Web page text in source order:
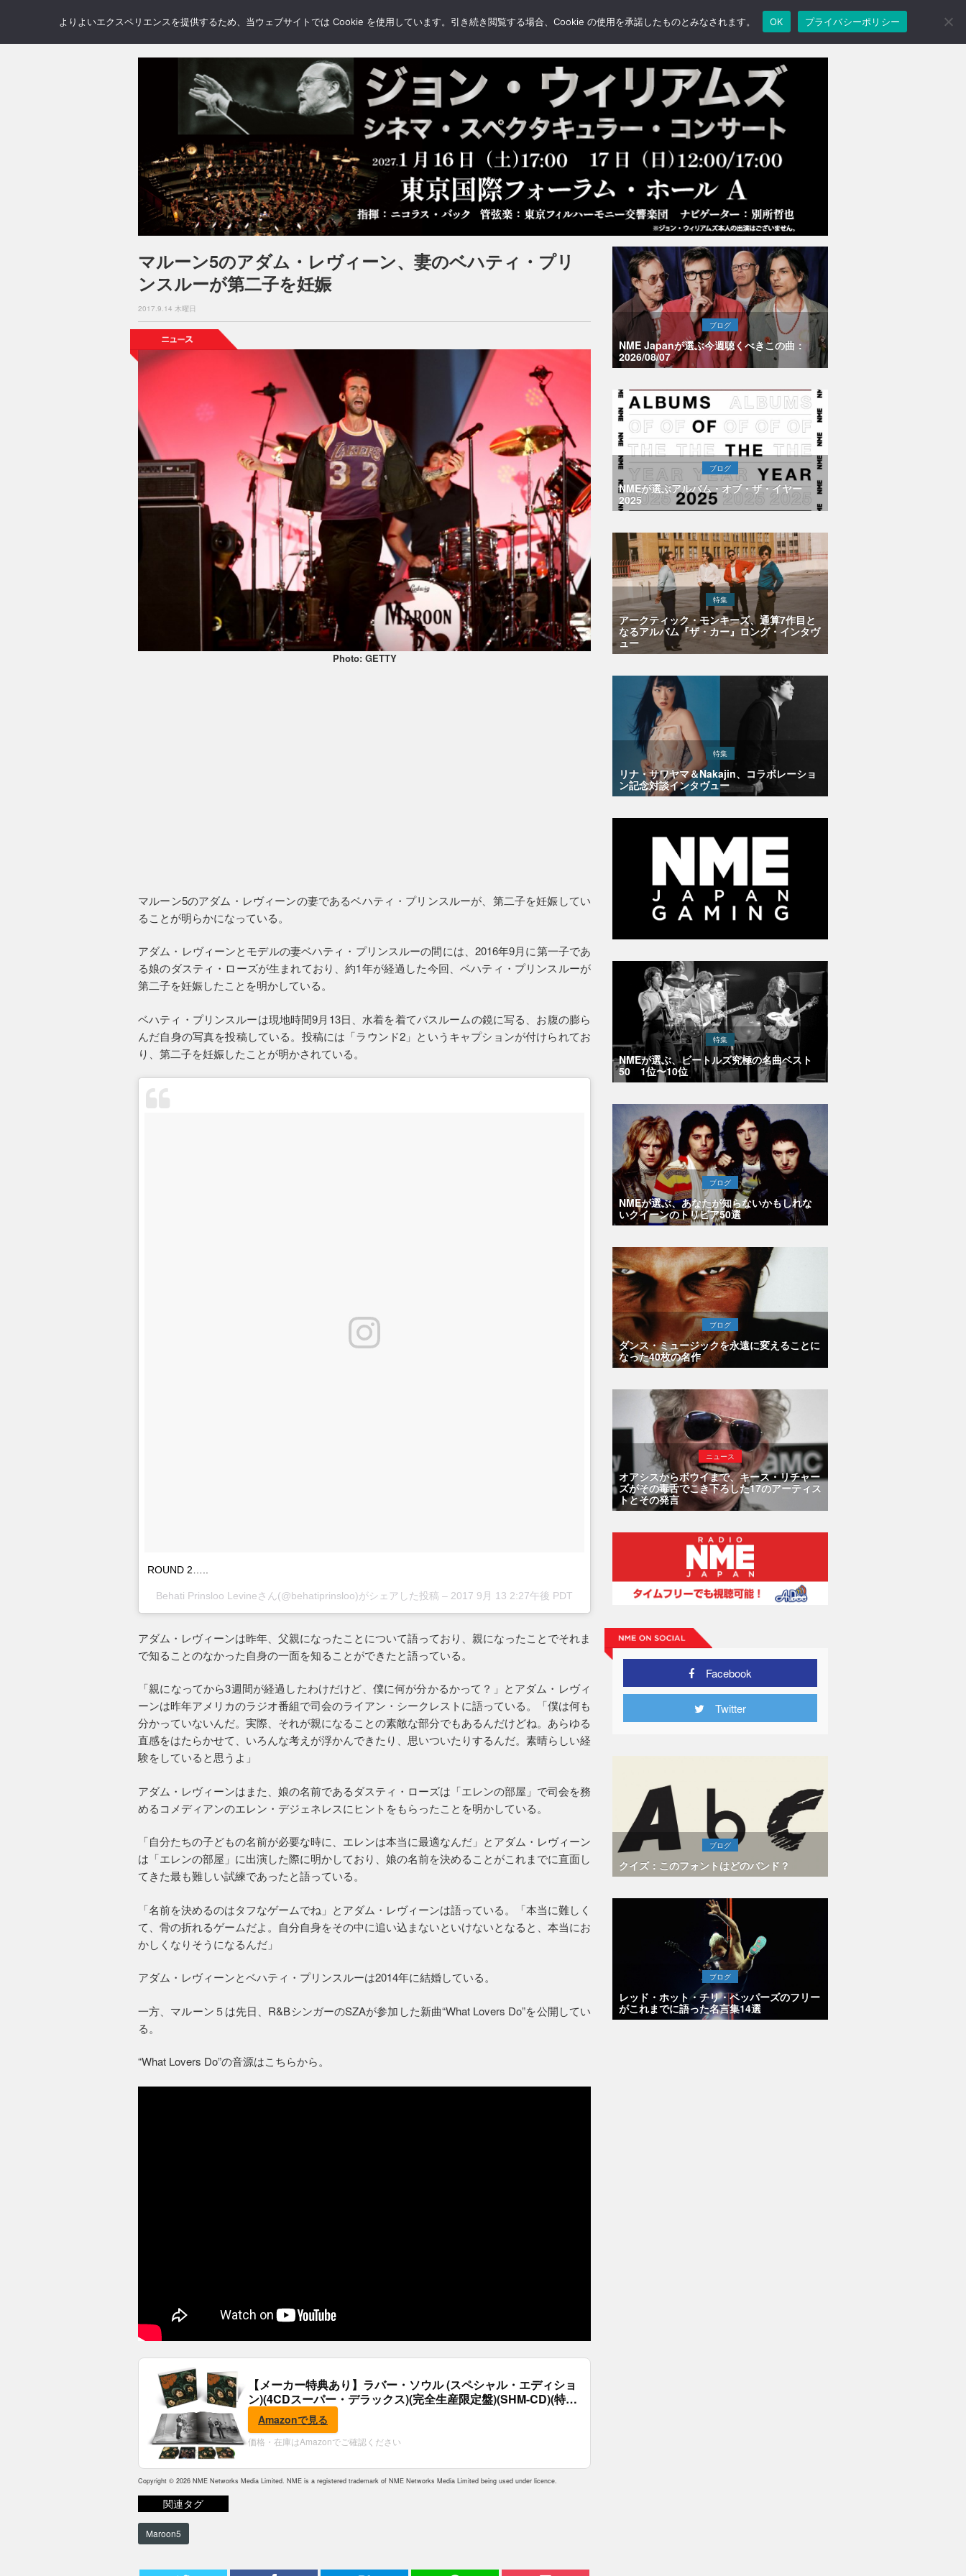
NEWS REVIEWS GALLERY BLOGS FEATURE
マルーン5のアダム・レヴィーン、妻のベハティ・プリ
ンスルーが第二子を妊娠
2017.9.14 木曜日
Photo: GETTY
マルーン5のアダム・レヴィーンの妻であるベハティ・プリンスルーが、第二子を妊娠してい
ることが明らかになっている。
アダム・レヴィーンとモデルの妻ベハティ・プリンスルーの間には、2016年9月に第一子であ
る娘のダスティ・ローズが生まれており、約1年が経過した今回、ベハティ・プリンスルーが
第二子を妊娠したことを明かしている。
ベハティ・プリンスルーは現地時間9月13日、水着を着てバスルームの鏡に写る、お腹の膨ら
んだ自身の写真を投稿している。投稿には「ラウンド2」というキャプションが付けられてお
り、第二子を妊娠したことが明かされている。
ROUND 2…..
Behati Prinsloo Levineさん(@behatiprinsloo)がシェアした投稿 – 2017 9月 13 2:27午後 PDT
アダム・レヴィーンは昨年、父親になったことについて語っており、親になったことでそれま
で知ることのなかった自身の一面を知ることができたと語っている。
「親になってから3週間が経過したわけだけど、僕に何が分かるかって？」とアダム・レヴィ
ーンは昨年アメリカのラジオ番組で司会のライアン・シークレストに語っている。「僕は何も
分かっていないんだ。実際、それが親になることの素敵な部分でもあるんだけどね。あらゆる
直感をはたらかせて、いろんな考えが浮かんできたり、思いついたりするんだ。素晴らしい経
験をしていると思うよ」
アダム・レヴィーンはまた、娘の名前であるダスティ・ローズは「エレンの部屋」で司会を務
めるコメディアンのエレン・デジェネレスにヒントをもらったことを明かしている。
「自分たちの子どもの名前が必要な時に、エレンは本当に最適なんだ」とアダム・レヴィーン
は「エレンの部屋」に出演した際に明かしており、娘の名前を決めることがこれまでに直面し
てきた最も難しい試練であったと語っている。
「名前を決めるのはタフなゲームでね」とアダム・レヴィーンは語っている。「本当に難しく
て、骨の折れるゲームだよ。自分自身をその中に追い込まないといけないとなると、本当にお
かしくなりそうになるんだ」
アダム・レヴィーンとベハティ・プリンスルーは2014年に結婚している。
一方、マルーン５は先日、R&BシンガーのSZAが参加した新曲“What Lovers Do”を公開してい
る。
“What Lovers Do”の音源はこちらから。
【メーカー特典あり】ラバー・ソウル (スペシャル・エディショ
ン)(4CDスーパー・デラックス)(完全生産限定盤)(SHM-CD)(特
典:B2ポスター付)
Amazonで見る
価格・在庫はAmazonでご確認ください
Copyright © 2026 NME Networks Media Limited. NME is a registered trademark of NME Networks Media Limited being used under licence.
関連タグ
Maroon5
ブログ
NME Japanが選ぶ今週聴くべきこの曲：
2026/08/07
ブログ
NMEが選ぶアルバム・オブ・ザ・イヤー
2025
特集
アークティック・モンキーズ、通算7作目と
なるアルバム『ザ・カー』ロング・インタヴ
ュー
特集
リナ・サワヤマ＆Nakajin、コラボレーショ
ン記念対談インタヴュー
特集
NMEが選ぶ、ビートルズ究極の名曲ベスト
50 1位〜10位
ブログ
NMEが選ぶ、あなたが知らないかもしれな
いクイーンのトリビア50選
ブログ
ダンス・ミュージックを永遠に変えることに
なった40枚の名作
ニュース
オアシスからボウイまで、キース・リチャー
ズがその毒舌でこき下ろした17のアーティス
トとその発言
Facebook
Twitter
ブログ
クイズ：このフォントはどのバンド？
ブログ
レッド・ホット・チリ・ペッパーズのフリー
がこれまでに語った名言集14選
よりよいエクスペリエンスを提供するため、当ウェブサイトでは Cookie を使用しています。引き続き閲覧する場合、Cookie の使用を承諾したものとみなされます。 OK プライバシーポリシー